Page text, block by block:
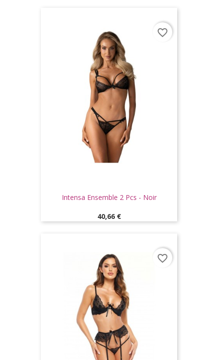
Intensa Ensemble 2 Pcs - Noir
Prix
40,66 €
favorite_border
favorite_border